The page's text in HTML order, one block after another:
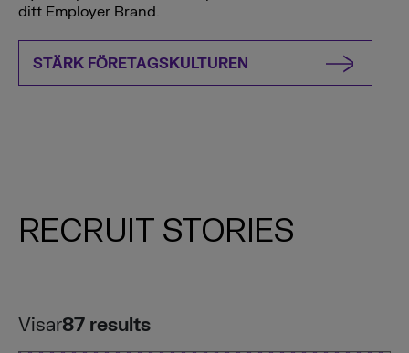
ditt Employer Brand.
STÄRK FÖRETAGSKULTUREN
RECRUIT STORIES
Visar87 results